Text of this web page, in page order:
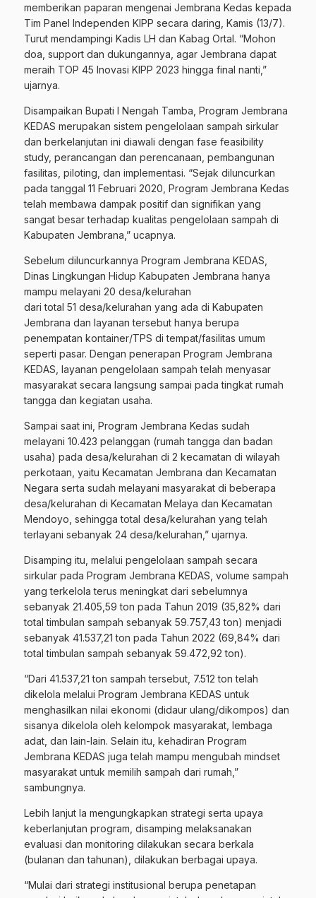
memberikan paparan mengenai Jembrana Kedas kepada
Tim Panel Independen KIPP secara daring, Kamis (13/7).
Turut mendampingi Kadis LH dan Kabag Ortal. “Mohon
doa, support dan dukungannya, agar Jembrana dapat
meraih TOP 45 Inovasi KIPP 2023 hingga final nanti,”
ujarnya.
Disampaikan Bupati I Nengah Tamba, Program Jembrana
KEDAS merupakan sistem pengelolaan sampah sirkular
dan berkelanjutan ini diawali dengan fase feasibility
study, perancangan dan perencanaan, pembangunan
fasilitas, piloting, dan implementasi. “Sejak diluncurkan
pada tanggal 11 Februari 2020, Program Jembrana Kedas
telah membawa dampak positif dan signifikan yang
sangat besar terhadap kualitas pengelolaan sampah di
Kabupaten Jembrana,” ucapnya.
Sebelum diluncurkannya Program Jembrana KEDAS,
Dinas Lingkungan Hidup Kabupaten Jembrana hanya
mampu melayani 20 desa/kelurahan
dari total 51 desa/kelurahan yang ada di Kabupaten
Jembrana dan layanan tersebut hanya berupa
penempatan kontainer/TPS di tempat/fasilitas umum
seperti pasar. Dengan penerapan Program Jembrana
KEDAS, layanan pengelolaan sampah telah menyasar
masyarakat secara langsung sampai pada tingkat rumah
tangga dan kegiatan usaha.
Sampai saat ini, Program Jembrana Kedas sudah
melayani 10.423 pelanggan (rumah tangga dan badan
usaha) pada desa/kelurahan di 2 kecamatan di wilayah
perkotaan, yaitu Kecamatan Jembrana dan Kecamatan
Negara serta sudah melayani masyarakat di beberapa
desa/kelurahan di Kecamatan Melaya dan Kecamatan
Mendoyo, sehingga total desa/kelurahan yang telah
terlayani sebanyak 24 desa/kelurahan,” ujarnya.
Disamping itu, melalui pengelolaan sampah secara
sirkular pada Program Jembrana KEDAS, volume sampah
yang terkelola terus meningkat dari sebelumnya
sebanyak 21.405,59 ton pada Tahun 2019 (35,82% dari
total timbulan sampah sebanyak 59.757,43 ton) menjadi
sebanyak 41.537,21 ton pada Tahun 2022 (69,84% dari
total timbulan sampah sebanyak 59.472,92 ton).
“Dari 41.537,21 ton sampah tersebut, 7.512 ton telah
dikelola melalui Program Jembrana KEDAS untuk
menghasilkan nilai ekonomi (didaur ulang/dikompos) dan
sisanya dikelola oleh kelompok masyarakat, lembaga
adat, dan lain-lain. Selain itu, kehadiran Program
Jembrana KEDAS juga telah mampu mengubah mindset
masyarakat untuk memilih sampah dari rumah,”
sambungnya.
Lebih lanjut Ia mengungkapkan strategi serta upaya
keberlanjutan program, disamping melaksanakan
evaluasi dan monitoring dilakukan secara berkala
(bulanan dan tahunan), dilakukan berbagai upaya.
“Mulai dari strategi institusional berupa penetapan